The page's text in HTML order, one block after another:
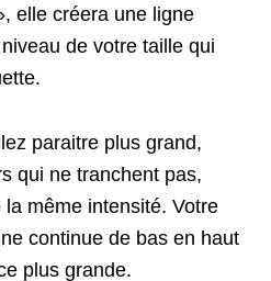
elle créera une ligne
de votre taille qui
paraitre plus grand,
qui ne tranchent pas,
la même intensité. Votre
continue de bas en haut
plus grande.